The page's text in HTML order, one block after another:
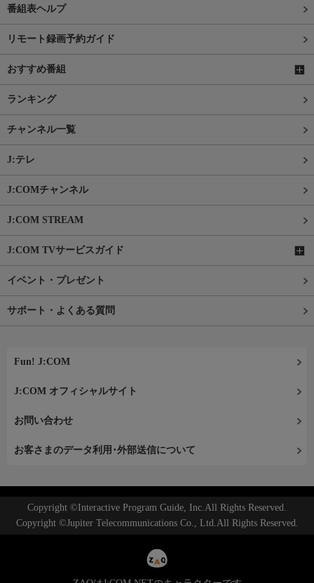
番組表ヘルプ
リモート録画予約ガイド
おすすめ番組
ランキング
チャンネル一覧
J:テレ
J:COMチャンネル
J:COM STREAM
J:COM TVサービスガイド
イベント・プレゼント
サポート・よくある質問
Fun! J:COM
J:COM オフィシャルサイト
お問い合わせ
お客さまのデータ利用･外部送信について
Copyright ©Interactive Program Guide, Inc.All Rights Reserved.
Copyright ©Jupiter Telecommunications Co., Ltd.All Rights Reserved.